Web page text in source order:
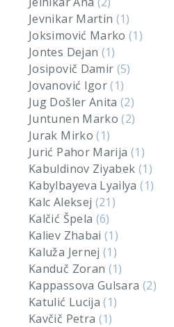
Jevnikar Martin (1)
Joksimović Marko(1)
Jontes Dejan (1)
Josipovič Damir (5)
Jovanović Igor(1)
Jug Došler Anita(2)
Juntunen Marko(2)
Jurak Mirko(1)
Jurić Pahor Marija (1)
Kabuldinov Ziyabek (1)
Kabylbayeva Lyailya(1)
Kalc Aleksej (21)
Kalčić Špela (6)
Kaliev Zhabai(1)
Kaluža Jernej(1)
Kanduč Zoran (1)
Kappassova Gulsara (2)
Katulić Lucija(1)
Kavčič Petra (1)